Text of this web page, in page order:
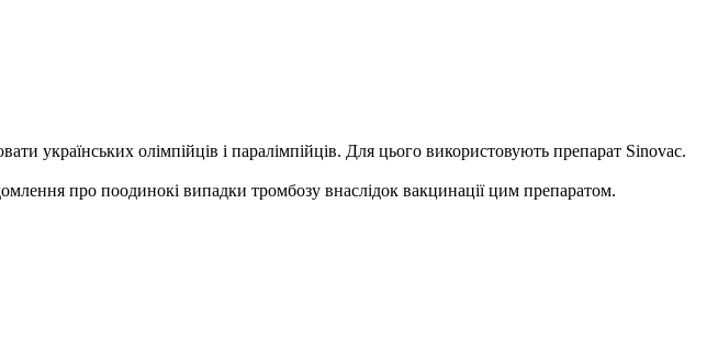
українських олімпійців і паралімпійців. Для цього використовують препарат Sinovac.
про поодинокі випадки тромбозу внаслідок вакцинації цим препаратом.